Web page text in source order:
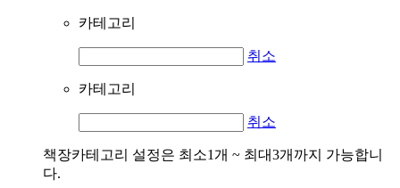
카테고리
취소
카테고리
취소
책장카테고리 설정은 최소1개 ~ 최대3개까지 가능합니
다.